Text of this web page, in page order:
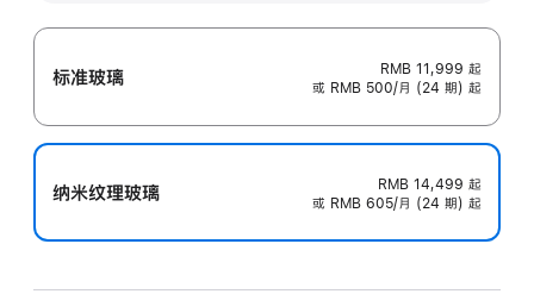
标准玻璃 RMB 11,999 起
或 RMB 500/月 (24 期) 起
纳米纹理玻璃 RMB 14,499 起
或 RMB 605/月 (24 期) 起